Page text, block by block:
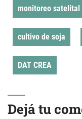
monitoreo satelital
cultivo de soja
DAT CREA
Dejá tu